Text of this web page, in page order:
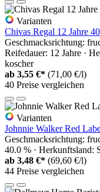
Varianten
Chivas Regal 12 Jahre
Geschmacksrichtung:
Reifedauer: 12 Jahre ·
koscher
ab 3,55 €* (71,00 €/l)
40 Preise vergleichen
Varianten
Johnnie Walker Red
Geschmacksrichtung:
40.0 % · Herkunftsland:
ab 3,48 €* (69,60 €/l)
44 Preise vergleichen